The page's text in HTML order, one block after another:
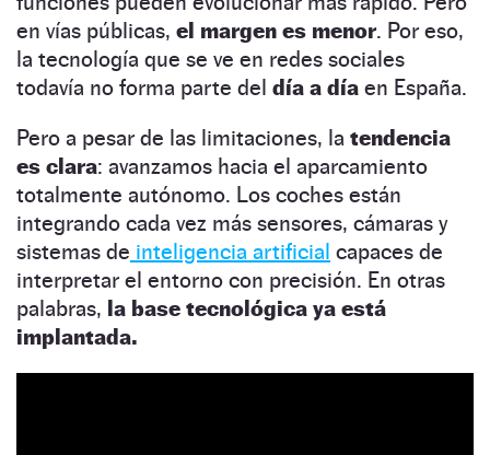
en vías públicas, el margen es menor. Por eso,
la tecnología que se ve en redes sociales
todavía no forma parte del día a día en España.
Pero a pesar de las limitaciones, la tendencia
es clara: avanzamos hacia el aparcamiento
totalmente autónomo. Los coches están
integrando cada vez más sensores, cámaras y
sistemas de inteligencia artificial capaces de
interpretar el entorno con precisión. En otras
palabras, la base tecnológica ya está
implantada.